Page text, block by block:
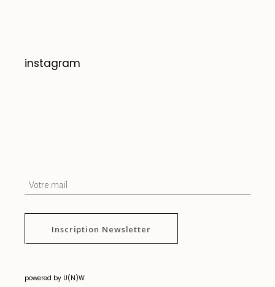
instagram
Inscription Newsletter
powered by U(N)W